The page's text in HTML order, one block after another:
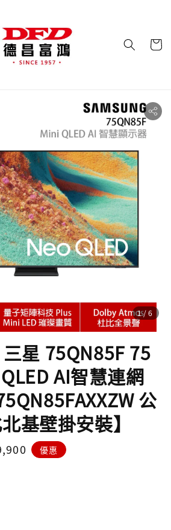
1/6
星 75QN85F 75
AI智慧連網
公
基壁掛安裝】
優惠